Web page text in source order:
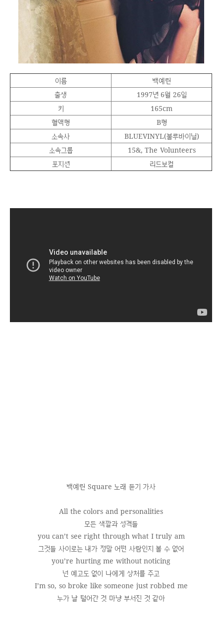
이름
백예린
출생
1997년 6월 26일
키
165cm
혈액형
B형
소속사
BLUEVINYL(불루바이닐)
소속그룹
15&, The Volunteers
포지션
리드보컬
백예린 Square 노래 듣기 가사
All the colors and personalities
모든 색깔과 성격들
you can’t see right through what I truly am
그것들 사이로는 내가 정말 어떤 사람인지 볼 수 없어
you’re hurting me without noticing
넌 예고도 없이 나에게 상처를 주고
I’m so, so broke like someone just robbed me
누가 날 털어간 것 마냥 부서진 것 같아